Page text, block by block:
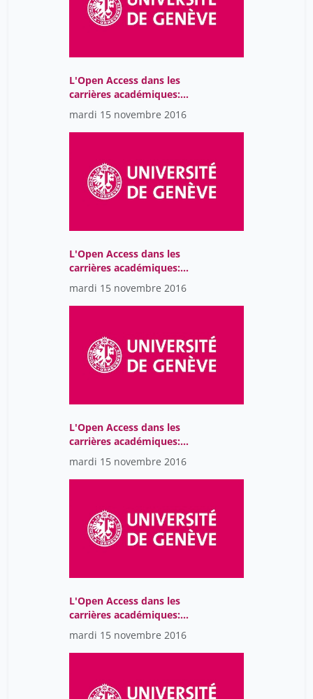
L'Open Access dans les
carrières académiques:
échanges et discussion
mardi 15 novembre 2016
L'Open Access dans les
carrières académiques:
quelle stratégie Open
Access pour la Suisse?
mardi 15 novembre 2016
L'Open Access dans les
carrières académiques:
libérer la connaissance:
survol de quelques
initiatives de l'UdeM
mardi 15 novembre 2016
L'Open Access dans les
carrières académiques:
perspectives pratiques et
morales du chercheur
sur l'Open Access
mardi 15 novembre 2016